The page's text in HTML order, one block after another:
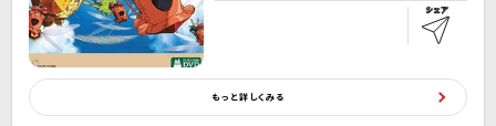
もっと詳しくみる